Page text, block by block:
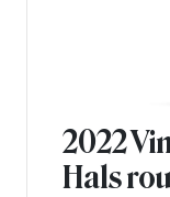
2022
Hals